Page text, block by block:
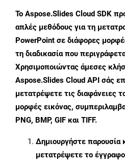
Το Aspose.Slides Cloud SDK
απλές μεθόδους για τη
PowerPoint σε διάφορες
τη διαδικασία που
Χρησιμοποιώντας άμεσες
Aspose.Slides Cloud API σάς
μετατρέψετε τις διαφάνειες
μορφές εικόνας,
PNG, BMP, GIF και TIFF.
Δημιουργήστε παρουσία
μετατρέψετε το